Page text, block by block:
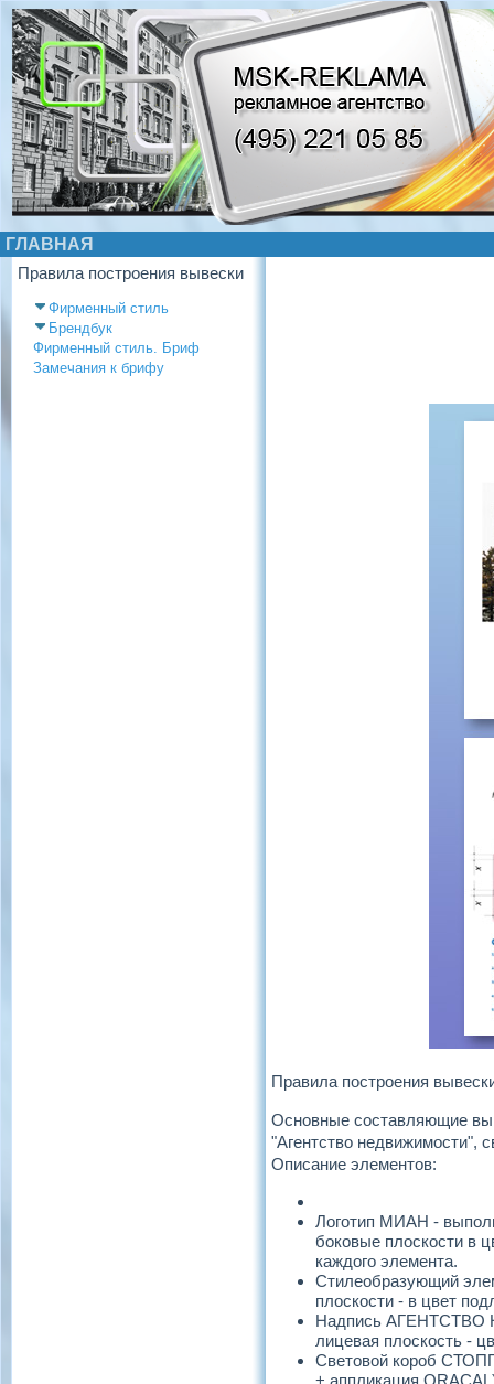
ГЛАВНАЯ
Правила построения вывески
Фирменный стиль
Брендбук
Фирменный стиль. Бриф
Замечания к брифу
Правила построения
Основные составляющие
"Агентство недвижимости",
Описание элементов:
Логотип МИАН -
боковые плоскости в
каждого элемента.
Стилеобразующий
плоскости - в цвет
Надпись АГЕНТСТВО
лицевая плоскость -
Световой короб
+ аппликация